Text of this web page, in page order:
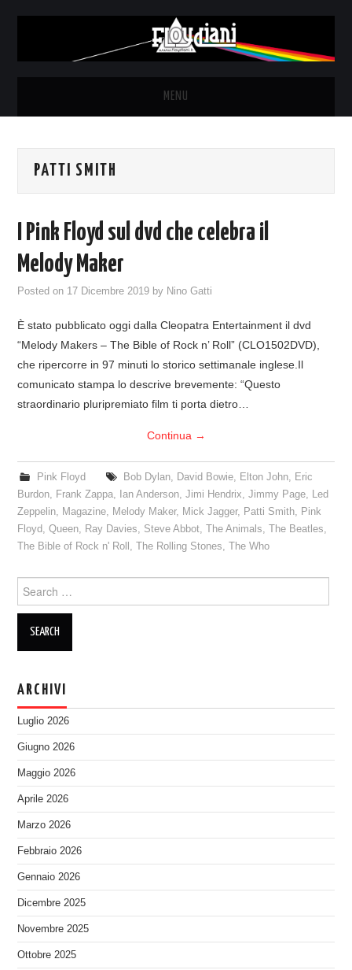
MENU
NEWS
SYD BARRETT – ALLE SOGLIE
DELL’ALBA
LINKS
CONTATTI
RELICS – SFALCI E RAMAGLIE
PINKFLOYDIANE
PATTI SMITH
I Pink Floyd sul dvd che celebra il
Melody Maker
Posted on 17 Dicembre 2019 by Nino Gatti
È stato pubblicato oggi dalla Cleopatra Entertainment il dvd
“Melody Makers – The Bible of Rock n’ Roll” (CLO1502DVD),
che ripercorre in 97 minuti lo storico settimanale inglese.Il
comunicato stampa lo descrive brevemente: “Questo
straordinario pluripremiato film ti porta dietro…
Continua →
Pink Floyd Bob Dylan, David Bowie, Elton John, Eric
Burdon, Frank Zappa, Ian Anderson,Jimi Hendrix,Jimmy Page, Led
Zeppelin, Magazine, Melody Maker, Mick Jagger, Patti Smith, Pink
Floyd,Queen, Ray Davies, Steve Abbot,The Animals,The Beatles,
The Bible of Rock n' Roll ,The Rolling Stones,The Who
for:
ARCHIVI
Luglio 2026
Giugno 2026
Maggio 2026
Aprile 2026
Marzo 2026
Febbraio 2026
Gennaio 2026
Dicembre 2025
Novembre 2025
Ottobre 2025